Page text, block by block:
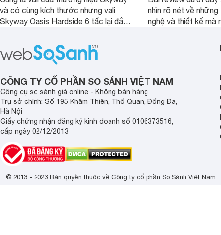
và có cùng kích thước nhưng vali
Skyway Oasis Hardside 6 tấc lại đắt
triệu đồng.
nhìn rõ nét về những
nghệ và thiết kế mà
thể đưa ra quyết
CÔNG TY CỔ PHẦN SO SÁNH VIỆT NAM
Công cụ so sánh giá online - Không bán hàng
Trụ sở chính: Số 195 Khâm Thiên, Thổ Quan, Đống Đa,
Hà Nội
Giấy chứng nhận đăng ký kinh doanh số 0106373516,
cấp ngày 02/12/2013
© 2013 - 2023 Bản quyền thuộc về Công ty cổ phần So Sánh Việt Nam